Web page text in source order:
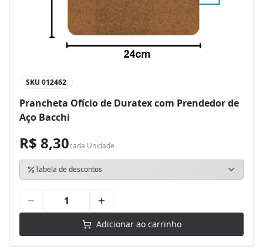
SKU 012462
Prancheta Ofício de Duratex com Prendedor de
Aço Bacchi
R$ 8,30cada Unidade
Tabela de descontos
Adicionar ao carrinho